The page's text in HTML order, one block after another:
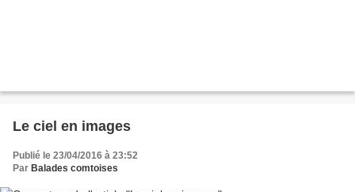
Le ciel en images
Publié le 23/04/2016 à 23:52
Par Balades comtoises